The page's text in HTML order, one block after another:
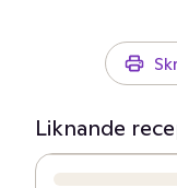
Liknande